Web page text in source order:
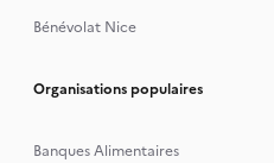
Bénévolat Nice
Organisations populaires
Banques Alimentaires